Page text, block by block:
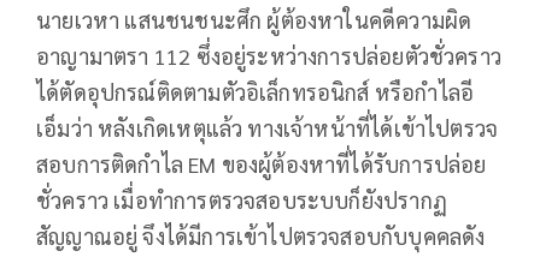
นายเวหา แสนชนชนะศึก ผู้ต้องหาในคดีความผิด
อาญามาตรา 112 ซึ่งอยู่ระหว่างการปล่อยตัวชั่วคราว
ได้ตัดอุปกรณ์ติดตามตัวอิเล็กทรอนิกส์ หรือกำไลอี
เอ็มว่า หลังเกิดเหตุแล้ว ทางเจ้าหน้าที่ได้เข้าไปตรวจ
สอบการติดกำไล EM ของผู้ต้องหาที่ได้รับการปล่อย
ชั่วคราว เมื่อทำการตรวจสอบระบบก็ยังปรากฏ
สัญญาณอยู่ จึงได้มีการเข้าไปตรวจสอบกับบุคคลดัง